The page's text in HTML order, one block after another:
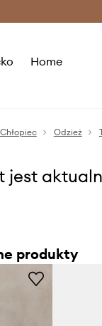
Home
Chłopiec Odzież
jest
produkty